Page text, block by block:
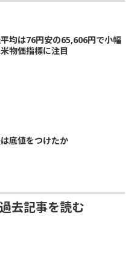
平均は76円安の65,606円で小幅
物価指標に注目
底値をつけたか
去記事を読む